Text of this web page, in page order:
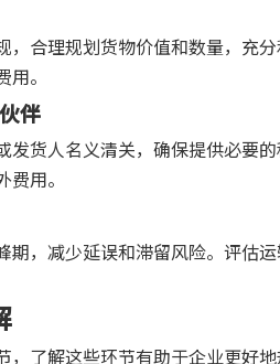
，合理规划货物价值和数量，充
。
伴
发货人名义清关，确保提供必要
用。
，减少延误和滞留风险。评估
，了解这些环节有助于企业更好